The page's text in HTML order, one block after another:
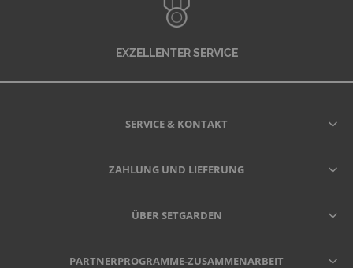
EXZELLENTER SERVICE
SERVICE & KONTAKT
ZAHLUNG UND LIEFERUNG
ÜBER SETGARDEN
PARTNERPROGRAMME-ZUSAMMENARBEIT